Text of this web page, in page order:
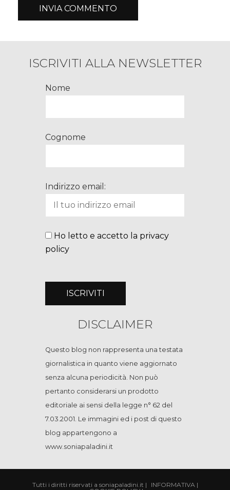
ISCRIVITI ALLA NEWSLETTER
Nome
Cognome
Indirizzo email:
Ho letto e accetto la privacy
policy
DISCLAIMER
Questo blog non rappresenta una testata
giornalistica in quanto viene aggiornato
senza alcuna periodicità. Non può
pertanto considerarsi un prodotto
editoriale ai sensi della legge n° 62 del
7.03.2001. Le immagini ed i post di questo
blog appartengono a
www.soniapaladini.it
Tutti i diritti riservati a soniapaladini.it | INFORMATIVA |